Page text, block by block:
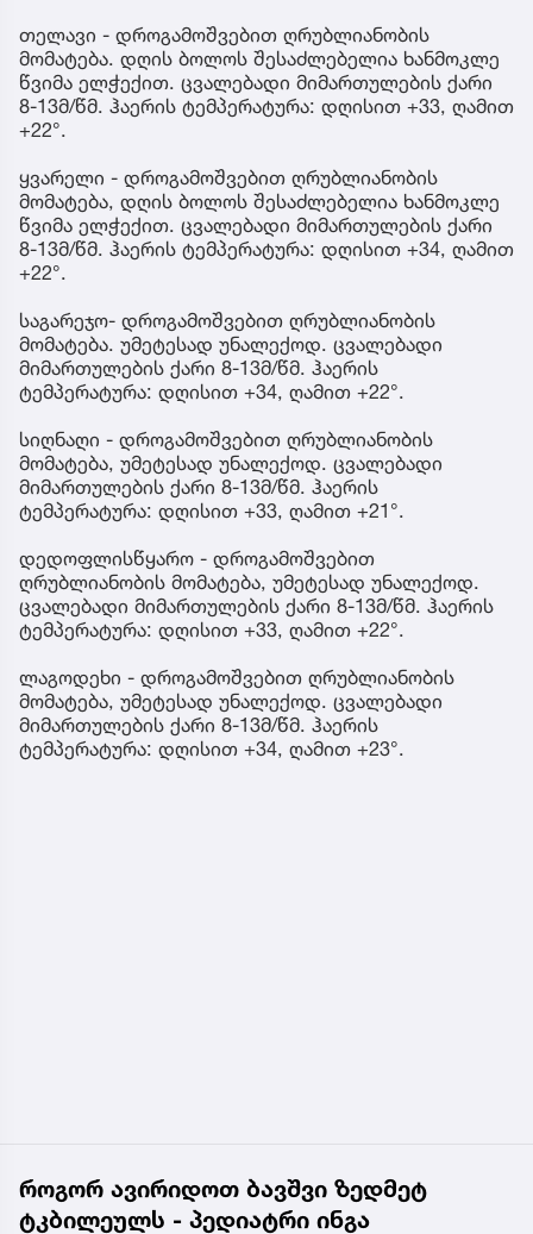
თელავი - დროგამოშვებით ღრუბლიანობის
მომატება. დღის ბოლოს შესაძლებელია ხანმოკლე
წვიმა ელჭექით. ცვალებადი მიმართულების ქარი
8-13მ/წმ. ჰაერის ტემპერატურა: დღისით +33, ღამით
+22°.
ყვარელი - დროგამოშვებით ღრუბლიანობის
მომატება, დღის ბოლოს შესაძლებელია ხანმოკლე
წვიმა ელჭექით. ცვალებადი მიმართულების ქარი
8-13მ/წმ. ჰაერის ტემპერატურა: დღისით +34, ღამით
+22°.
საგარეჯო- დროგამოშვებით ღრუბლიანობის
მომატება. უმეტესად უნალექოდ. ცვალებადი
მიმართულების ქარი 8-13მ/წმ. ჰაერის
ტემპერატურა: დღისით +34, ღამით +22°.
სიღნაღი - დროგამოშვებით ღრუბლიანობის
მომატება, უმეტესად უნალექოდ. ცვალებადი
მიმართულების ქარი 8-13მ/წმ. ჰაერის
ტემპერატურა: დღისით +33, ღამით +21°.
დედოფლისწყარო - დროგამოშვებით
ღრუბლიანობის მომატება, უმეტესად უნალექოდ.
ცვალებადი მიმართულების ქარი 8-13მ/წმ. ჰაერის
ტემპერატურა: დღისით +33, ღამით +22°.
ლაგოდეხი - დროგამოშვებით ღრუბლიანობის
მომატება, უმეტესად უნალექოდ. ცვალებადი
მიმართულების ქარი 8-13მ/წმ. ჰაერის
ტემპერატურა: დღისით +34, ღამით +23°.
როგორ ავირიდოთ ბავშვი ზედმეტ
ტკბილეულს - პედიატრი ინგა